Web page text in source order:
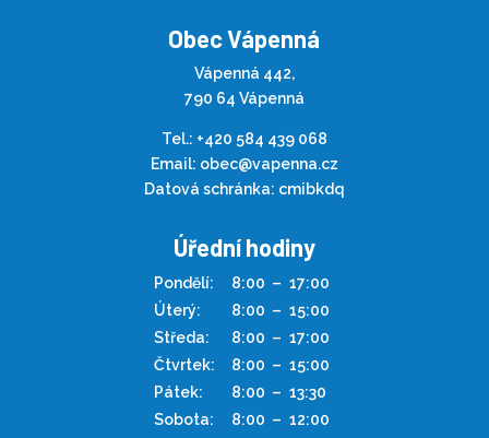
Obec Vápenná
Vápenná 442,
790 64 Vápenná
Tel.: +420 584 439 068
Email: obec@vapenna.cz
Datová schránka: cmibkdq
Úřední hodiny
Pondělí: 8:00 – 17:00
Úterý:
8:00 – 15:00
Středa:
8:00 – 17:00
Čtvrtek:
8:00 – 15:00
Pátek:
8:00 – 13:30
Sobota:
8:00 – 12:00